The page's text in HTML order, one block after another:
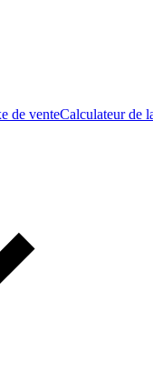
de venteCalculateur de